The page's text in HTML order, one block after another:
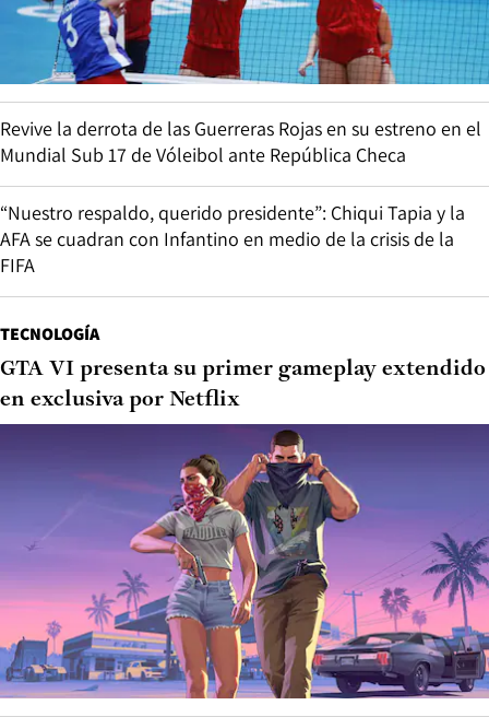
Revive la derrota de las Guerreras Rojas en su estreno en el
Mundial Sub 17 de Vóleibol ante República Checa
“Nuestro respaldo, querido presidente”: Chiqui Tapia y la
AFA se cuadran con Infantino en medio de la crisis de la
FIFA
TECNOLOGÍA
GTA VI presenta su primer gameplay extendido
en exclusiva por Netflix